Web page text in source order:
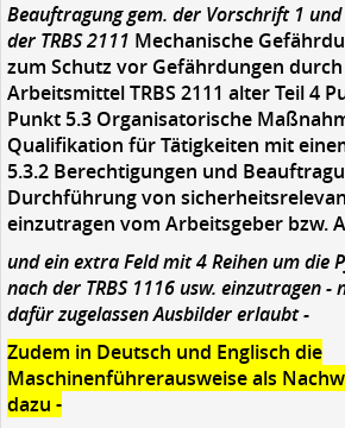
Beauftragung gem. der Vorschrift 1 und
der TRBS 2111 Mechanische
zum Schutz vor Gefährdungen
Arbeitsmittel TRBS 2111 alter Teil 4
Punkt 5.3 Organisatorische
Qualifikation für Tätigkeiten mit
5.3.2 Berechtigungen und
Durchführung von
einzutragen vom Arbeitsgeber bzw.
und ein extra Feld mit 4 Reihen um die
nach der TRBS 1116 usw. einzutragen -
dafür zugelassen Ausbilder erlaubt -
Zudem in Deutsch und Englisch die
Maschinenführerausweise als
dazu -